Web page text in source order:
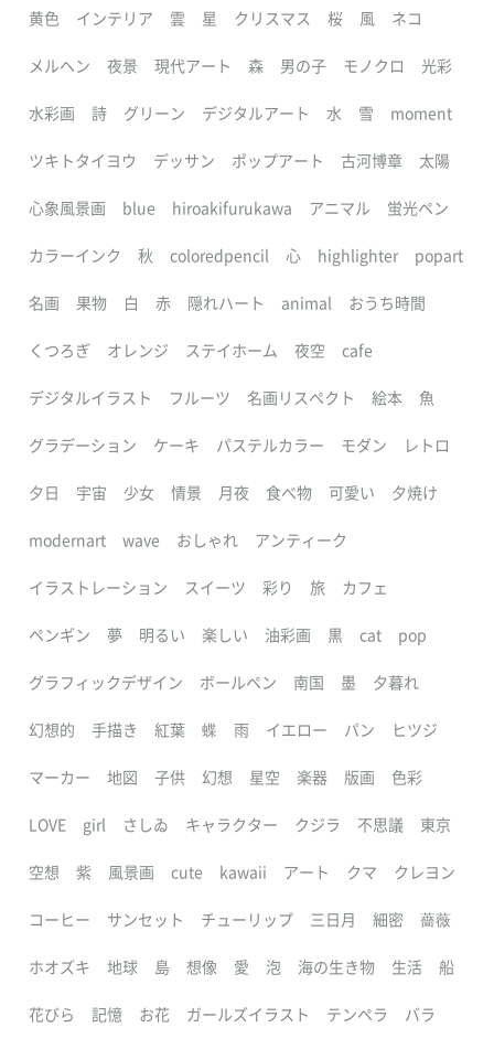
黄色 インテリア 雲 星 クリスマス 桜 風 ネコ
メルヘン 夜景 現代アート 森 男の子 モノクロ 光彩
水彩画 詩 グリーン デジタルアート 水 雪 moment
ツキトタイヨウ デッサン ポップアート 古河博章 太陽
心象風景画 blue hiroakifurukawa アニマル 蛍光ペン
カラーインク 秋 coloredpencil 心 highlighter popart
名画 果物 白 赤 隠れハート animal おうち時間
くつろぎ オレンジ ステイホーム 夜空 cafe
デジタルイラスト フルーツ 名画リスペクト 絵本 魚
グラデーション ケーキ パステルカラー モダン レトロ
夕日 宇宙 少女 情景 月夜 食べ物 可愛い 夕焼け
modernart wave おしゃれ アンティーク
イラストレーション スイーツ 彩り 旅 カフェ
ペンギン 夢 明るい 楽しい 油彩画 黒 cat pop
グラフィックデザイン ボールペン 南国 墨 夕暮れ
幻想的 手描き 紅葉 蝶 雨 イエロー パン ヒツジ
マーカー 地図 子供 幻想 星空 楽器 版画 色彩
LOVE girl さしゐ キャラクター クジラ 不思議 東京
空想 紫 風景画 cute kawaii アート クマ クレヨン
コーヒー サンセット チューリップ 三日月 細密 薔薇
ホオズキ 地球 島 想像 愛 泡 海の生き物 生活 船
花びら 記憶 お花 ガールズイラスト テンペラ バラ